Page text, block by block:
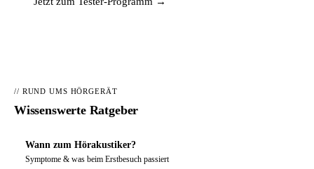
// RUND UMS HÖRGERÄT
Wissenswerte Ratgeber
Wann zum Hörakustiker?
Symptome & was beim Erstbesuch passiert